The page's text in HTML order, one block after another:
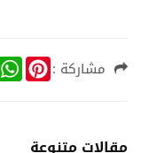
مشاركة : W
h
P
i